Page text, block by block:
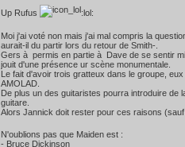
Up Rufus :lol:
Moi j'ai voté non mais j'ai mal compris la
aurait-il du partir lors du retour de Smith-.
Gers à permis en partie à Dave de se sentir
jouit d'une présence ur scène monumentale.
Le fait d'avoir trois gratteux dans le groupe,
AMOLAD.
De plus un des guitaristes pourra introduire
guitare.
Alors Jannick doit rester pour ces raisons
N'oublions pas que Maiden est :
- Bruce Dickinson